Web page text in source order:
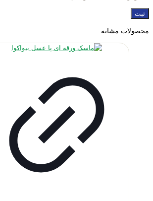
محصولات مشابه